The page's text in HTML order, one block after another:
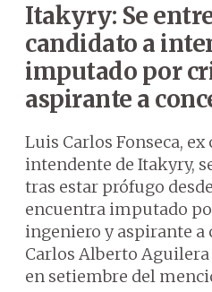
Itakyry: Se
candidato a
imputado por
aspirante a
Luis Carlos Fonseca,
intendente de Itakyry,
tras estar prófugo
encuentra imputado
ingeniero y aspirante a
Carlos Alberto
en setiembre del